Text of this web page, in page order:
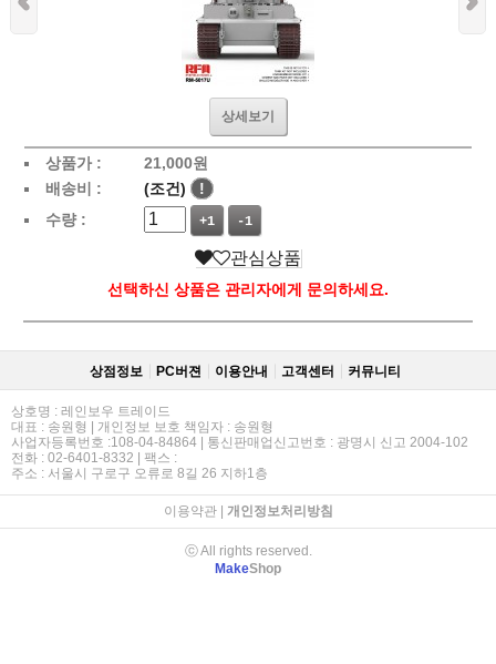
상세보기
상품가 : 21,000원
배송비 :
(조건)
!
수량 :
+1 -1
관심상품
선택하신 상품은 관리자에게 문의하세요.
상점정보 PC버젼 이용안내 고객센터 커뮤니티
상호명 : 레인보우 트레이드
대표 : 송원형 | 개인정보 보호 책임자 : 송원형
사업자등록번호 :108-04-84864 | 통신판매업신고번호 : 광명시 신고 2004-102
전화 : 02-6401-8332 | 팩스 :
주소 : 서울시 구로구 오류로 8길 26 지하1층
이용약관| 개인정보처리방침
ⓒ All rights reserved.
MakeShop